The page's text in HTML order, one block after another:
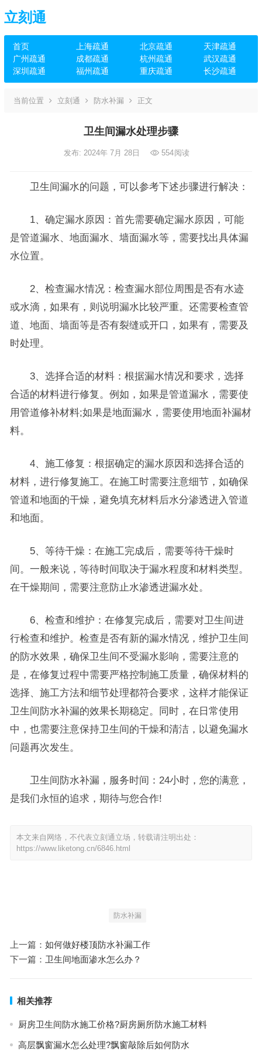
立刻通
首页 上海疏通 北京疏通
天津疏通
广州疏通
成都疏通 杭州疏通
武汉疏通
深圳疏通
福州疏通 重庆疏通 长沙疏通
当前位置 立刻通 防水补漏 正文
卫生间漏水处理步骤
发布: 2024年 7月 28日 554阅读
卫生间漏水的问题，可以参考下述步骤进行解决：
1、确定漏水原因：首先需要确定漏水原因，可能
是管道漏水、地面漏水、墙面漏水等，需要找出具体漏
水位置。
2、检查漏水情况：检查漏水部位周围是否有水迹
或水滴，如果有，则说明漏水比较严重。还需要检查管
道、地面、墙面等是否有裂缝或开口，如果有，需要及
时处理。
3、选择合适的材料：根据漏水情况和要求，选择
合适的材料进行修复。例如，如果是管道漏水，需要使
用管道修补材料;如果是地面漏水，需要使用地面补漏材
料。
4、施工修复：根据确定的漏水原因和选择合适的
材料，进行修复施工。在施工时需要注意细节，如确保
管道和地面的干燥，避免填充材料后水分渗透进入管道
和地面。
5、等待干燥：在施工完成后，需要等待干燥时
间。一般来说，等待时间取决于漏水程度和材料类型。
在干燥期间，需要注意防止水渗透进漏水处。
6、检查和维护：在修复完成后，需要对卫生间进
行检查和维护。检查是否有新的漏水情况，维护卫生间
的防水效果，确保卫生间不受漏水影响，需要注意的
是，在修复过程中需要严格控制施工质量，确保材料的
选择、施工方法和细节处理都符合要求，这样才能保证
卫生间防水补漏的效果长期稳定。同时，在日常使用
中，也需要注意保持卫生间的干燥和清洁，以避免漏水
问题再次发生。
卫生间防水补漏，服务时间：24小时，您的满意，
是我们永恒的追求，期待与您合作!
本文来自网络，不代表立刻通立场，转载请注明出处：
https://www.liketong.cn/6846.html
防水补漏
上一篇： 如何做好楼顶防水补漏工作
下一篇： 卫生间地面渗水怎么办？
相关推荐
厨房卫生间防水施工价格?厨房厕所防水施工材料
高层飘窗漏水怎么处理?飘窗敲除后如何防水